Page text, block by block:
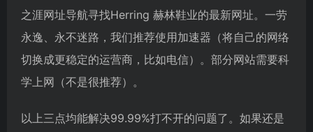
之涯网址导航寻找Herring 赫林鞋业的最新网址。一劳
永逸、永不迷路，我们推荐使用加速器（将自己的网络
切换成更稳定的运营商，比如电信）。部分网站需要科
学上网（不是很推荐）。
以上三点均能解决99.99%打不开的问题了。如果还是